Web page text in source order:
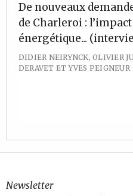
De nouveaux
de Charleroi :
énergétique...
DIDIER NEIRYNCK, OLIVIER
DERAVET ET YVES PEIGNEUR
Newsletter